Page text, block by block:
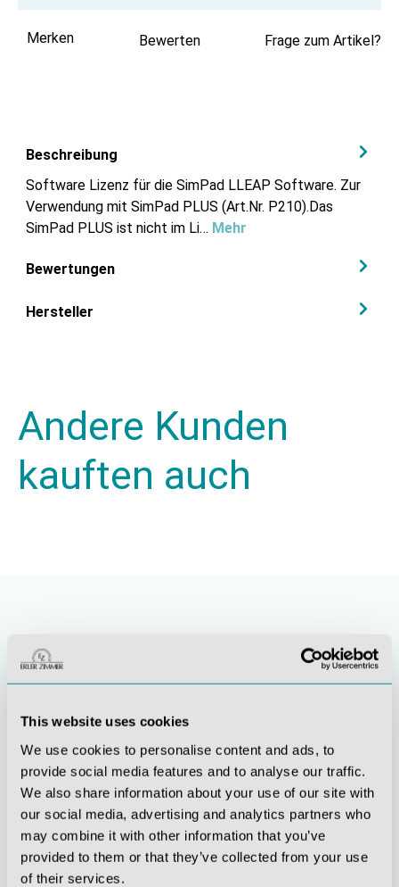
This website uses cookies
We use cookies to personalise content and ads, to
provide social media features and to analyse our traffic.
We also share information about your use of our site with
our social media, advertising and analytics partners who
may combine it with other information that you’ve
provided to them or that they’ve collected from your use
of their services.
Merken Bewerten Frage zum Artikel?
Beschreibung
Software Lizenz für die SimPad LLEAP Software. Zur
Verwendung mit SimPad PLUS (Art.Nr. P210).Das
SimPad PLUS ist nicht im Li… Mehr
Bewertungen
Hersteller
Andere Kunden
kauften auch
Stetige
Innovationskraft
Soziale
Verantwortung